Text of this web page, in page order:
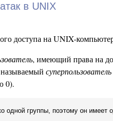
в UNIX
доступа на UNIX-
, имеющий права на
суперпользователь
0).
группы, поэтому он имеет